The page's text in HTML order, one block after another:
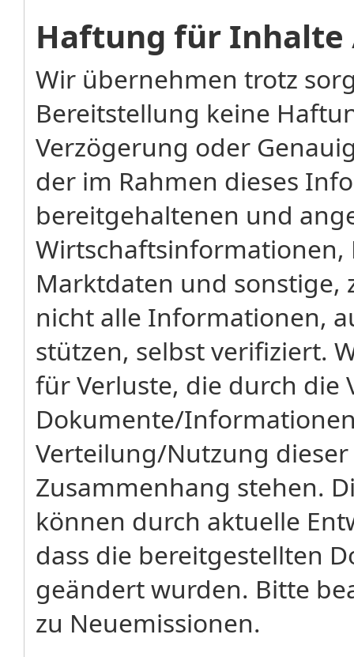
Haftung für
Wir übernehmen trotz
Bereitstellung keine
Verzögerung oder
der im Rahmen dieses
bereitgehaltenen und
Wirtschaftsinformationen,
Marktdaten und sonstige,
nicht alle Informationen,
stützen, selbst verifiziert.
für Verluste, die durch
Dokumente/
Verteilung/Nutzung
Zusammenhang stehen.
können durch aktuelle
dass die bereitgestellten
geändert wurden. Bitte
zu Neuemissionen.